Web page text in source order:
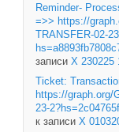
Reminder-
=>> https://
TRANSFER-02-
записи X 230225
Ticket:
https://graph.org/
23-
к записи X